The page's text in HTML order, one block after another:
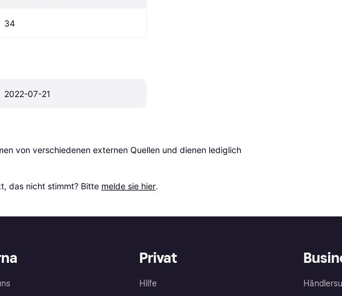
34
2022-07-21
von verschiedenen externen Quellen und dienen lediglich
das nicht stimmt? Bitte melde sie hier.
Privat
Hilfe